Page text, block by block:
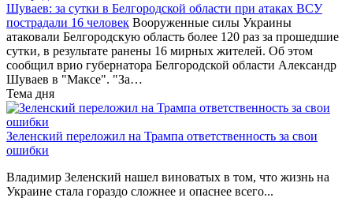
Шуваев: за сутки в Белгородской области при атаках ВСУ
пострадали 16 человек Вооруженные силы Украины
атаковали Белгородскую область более 120 раз за прошедшие
сутки, в результате ранены 16 мирных жителей. Об этом
сообщил врио губернатора Белгородской области Александр
Шуваев в "Максе". "За…
Тема дня
Зеленский переложил на Трампа ответственность за свои
ошибки
Владимир Зеленский нашел виноватых в том, что жизнь на
Украине стала гораздо сложнее и опаснее всего...